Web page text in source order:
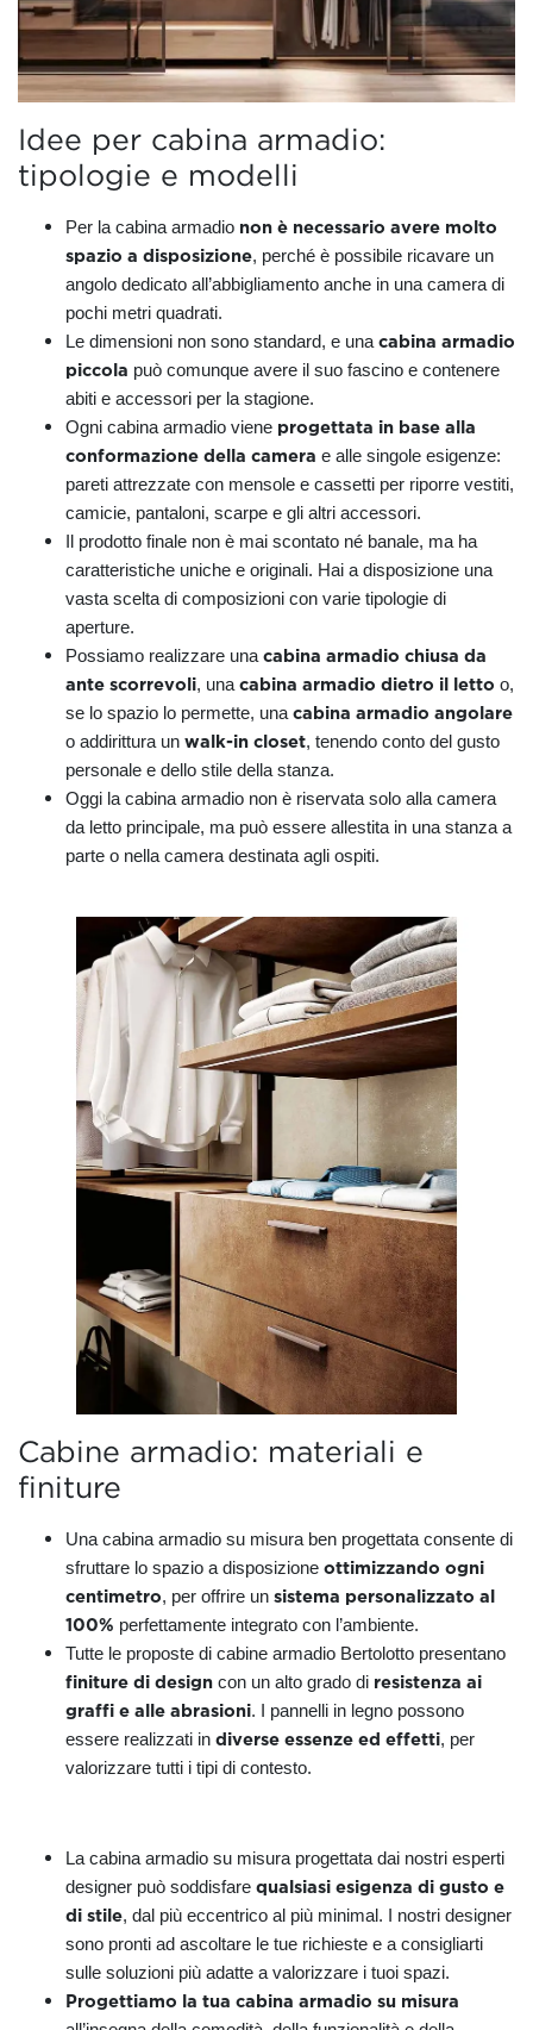
Idee per cabina armadio:
tipologie e modelli
Per la cabina armadio non è necessario avere molto
spazio a disposizione, perché è possibile ricavare un
angolo dedicato all’abbigliamento anche in una camera di
pochi metri quadrati.
Le dimensioni non sono standard, e una cabina armadio
piccola può comunque avere il suo fascino e contenere
abiti e accessori per la stagione.
Ogni cabina armadio viene progettata in base alla
conformazione della camera e alle singole esigenze:
pareti attrezzate con mensole e cassetti per riporre vestiti,
camicie, pantaloni, scarpe e gli altri accessori.
Il prodotto finale non è mai scontato né banale, ma ha
caratteristiche uniche e originali. Hai a disposizione una
vasta scelta di composizioni con varie tipologie di
aperture.
Possiamo realizzare una cabina armadio chiusa da
ante scorrevoli, una cabina armadio dietro il letto o,
se lo spazio lo permette, una cabina armadio angolare
o addirittura un walk-in closet, tenendo conto del gusto
personale e dello stile della stanza.
Oggi la cabina armadio non è riservata solo alla camera
da letto principale, ma può essere allestita in una stanza a
parte o nella camera destinata agli ospiti.
Cabine armadio: materiali e
finiture
Una cabina armadio su misura ben progettata consente di
sfruttare lo spazio a disposizione ottimizzando ogni
centimetro, per offrire un sistema personalizzato al
100% perfettamente integrato con l’ambiente.
Tutte le proposte di cabine armadio Bertolotto presentano
finiture di design con un alto grado di resistenza ai
graffi e alle abrasioni. I pannelli in legno possono
essere realizzati in diverse essenze ed effetti, per
valorizzare tutti i tipi di contesto.
La cabina armadio su misura progettata dai nostri esperti
designer può soddisfare qualsiasi esigenza di gusto e
di stile, dal più eccentrico al più minimal. I nostri designer
sono pronti ad ascoltare le tue richieste e a consigliarti
sulle soluzioni più adatte a valorizzare i tuoi spazi.
Progettiamo la tua cabina armadio su misura